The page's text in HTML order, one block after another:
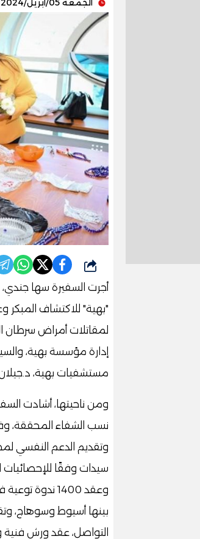
الجمعة 05/أبريل/2024 - 01:17 م
شارك
أجرت السفيرة سها جندي،
"بهية" للاكتشاف المبكر
إدارة مؤسسة بهية،
مستشفيات بهية،
ومن ناحيتها، أشادت
نسب الشفاء المحققة،
وتقديم الدعم النفسي
وعقد 1400
بينها أسيوط وسوهاج،
التواصل، عقد ورش فنية